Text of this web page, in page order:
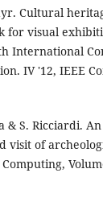
Cultural
for visual
International
IV '12, IEEE
& S. Ricciardi.
visit of